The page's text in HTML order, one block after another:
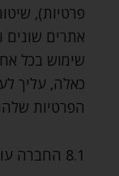
פרטיות)‚
אתרים שונים
שימוש בכל
כאלה‚ עליך
הפרטיות
8.1